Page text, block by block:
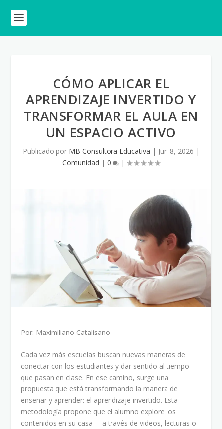
CÓMO APLICAR EL
APRENDIZAJE INVERTIDO Y
TRANSFORMAR EL AULA EN
UN ESPACIO ACTIVO
Publicado por MB Consultora Educativa | Jun 8, 2026 |
Comunidad | 0 |
Por: Maximiliano Catalisano
Cada vez más escuelas buscan nuevas maneras de
conectar con los estudiantes y dar sentido al tiempo
que pasan en clase. En ese camino, surge una
propuesta que está transformando la manera de
enseñar y aprender: el aprendizaje invertido. Esta
metodología propone que el alumno explore los
contenidos en su casa —a través de videos, lecturas o